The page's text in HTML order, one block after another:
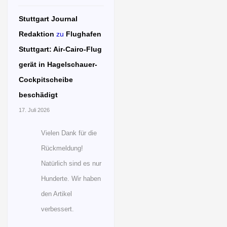
Stuttgart Journal
Redaktion zu Flughafen
Stuttgart: Air-Cairo-Flug
gerät in Hagelschauer-
Cockpitscheibe
beschädigt
17. Juli 2026
Vielen Dank für die
Rückmeldung!
Natürlich sind es nur
Hunderte. Wir haben
den Artikel
verbessert.